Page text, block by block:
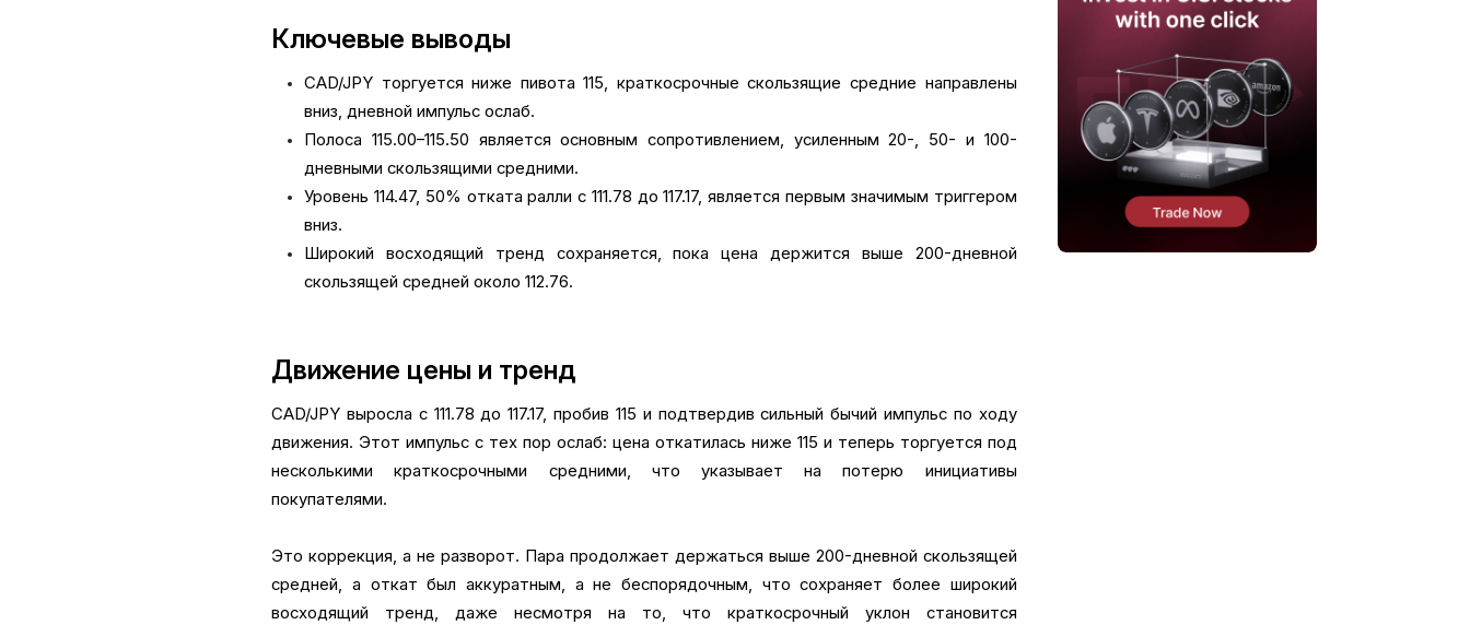
Ключевые выводы
CAD/JPY торгуется ниже пивота 115, краткосрочные скользящие средние направлены
вниз, дневной импульс ослаб.
Полоса 115.00–115.50 является основным сопротивлением, усиленным 20-, 50- и 100-
дневными скользящими средними.
Уровень 114.47, 50% отката ралли с 111.78 до 117.17, является первым значимым триггером
вниз.
Широкий восходящий тренд сохраняется, пока цена держится выше 200-дневной
скользящей средней около 112.76.
Движение цены и тренд
CAD/JPY выросла с 111.78 до 117.17, пробив 115 и подтвердив сильный бычий импульс по ходу
движения. Этот импульс с тех пор ослаб: цена откатилась ниже 115 и теперь торгуется под
несколькими краткосрочными средними, что указывает на потерю инициативы
покупателями.
Это коррекция, а не разворот. Пара продолжает держаться выше 200-дневной скользящей
средней, а откат был аккуратным, а не беспорядочным, что сохраняет более широкий
восходящий тренд, даже несмотря на то, что краткосрочный уклон становится